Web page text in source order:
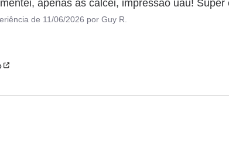
apenas as calcei, impressão uau! Super
de 11/06/2026 porGuy R.